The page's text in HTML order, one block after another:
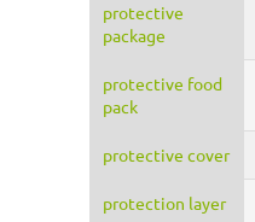
protective
package
protective food
pack
protective cover
protection layer